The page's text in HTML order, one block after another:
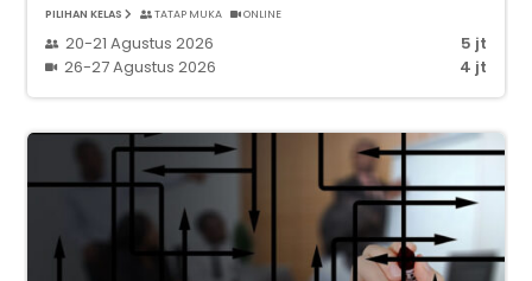
PILIHAN KELAS TATAP MUKA ONLINE
20-21 Agustus 2026
5 jt
26-27 Agustus 2026
4 jt